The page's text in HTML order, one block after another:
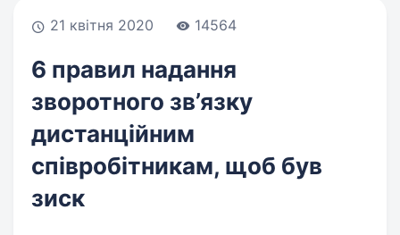
21 квітня 2020 14564
6 правил надання
зворотного зв’язку
дистанційним
співробітникам, щоб був
зиск